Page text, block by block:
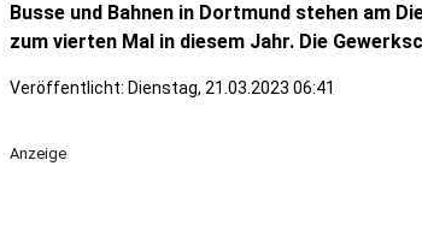
Busse und Bahnen in Dortmund stehen am
zum vierten Mal in diesem Jahr. Die
Veröffentlicht: Dienstag, 21.03.2023 06:41
Anzeige